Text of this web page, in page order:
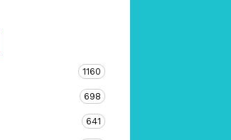
1160
698
641